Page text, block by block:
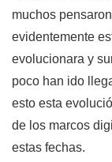
muchos
evidentemente
evolucionara y
poco han ido
esto esta
de los marcos
estas fechas.